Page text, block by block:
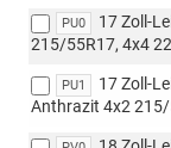
PU0
17 Zoll-
215/55R17, 4x4
PU1
17 Zoll-
Anthrazit 4x2